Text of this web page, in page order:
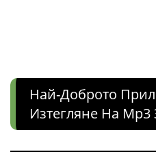
Най-Доброто
Изтегляне На